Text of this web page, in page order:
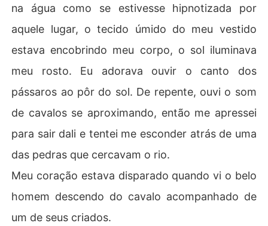
na água como se estivesse hipnotizada por
aquele lugar, o tecido úmido do meu vestido
estava encobrindo meu corpo, o sol iluminava
meu rosto. Eu adorava ouvir o canto dos
pássaros ao pôr do sol. De repente, ouvi o som
de cavalos se aproximando, então me apressei
para sair dali e tentei me esconder atrás de uma
das pedras que cercavam o rio.
Meu coração estava disparado quando vi o belo
homem descendo do cavalo acompanhado de
um de seus criados.